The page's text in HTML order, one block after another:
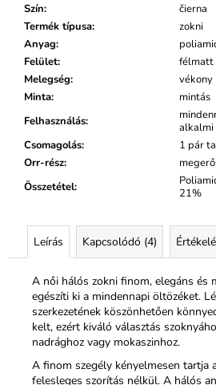
Szín:
čierna
Termék típusa:
zokni
Anyag:
Felület:
félmatt
Melegség:
vékony
Minta:
mintás
Felhasználás:
alkalmi
Csomagolás:
1 pár
Orr-rész:
Összetétel:
21%
Leírás Kapcsolódó (4)
A női hálós zokni finom, elegáns és
egészíti ki a mindennapi öltözéket.
szerkezetének köszönhetően
kelt, ezért kiváló választás
nadrághoz vagy mokaszinhoz.
A finom szegély kényelmesen tartja
felesleges szorítás nélkül. A hálós